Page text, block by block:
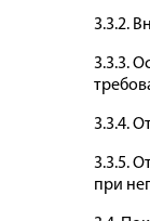
3.3.2.
3.3.3.
3.3.4.
3.3.5.
при